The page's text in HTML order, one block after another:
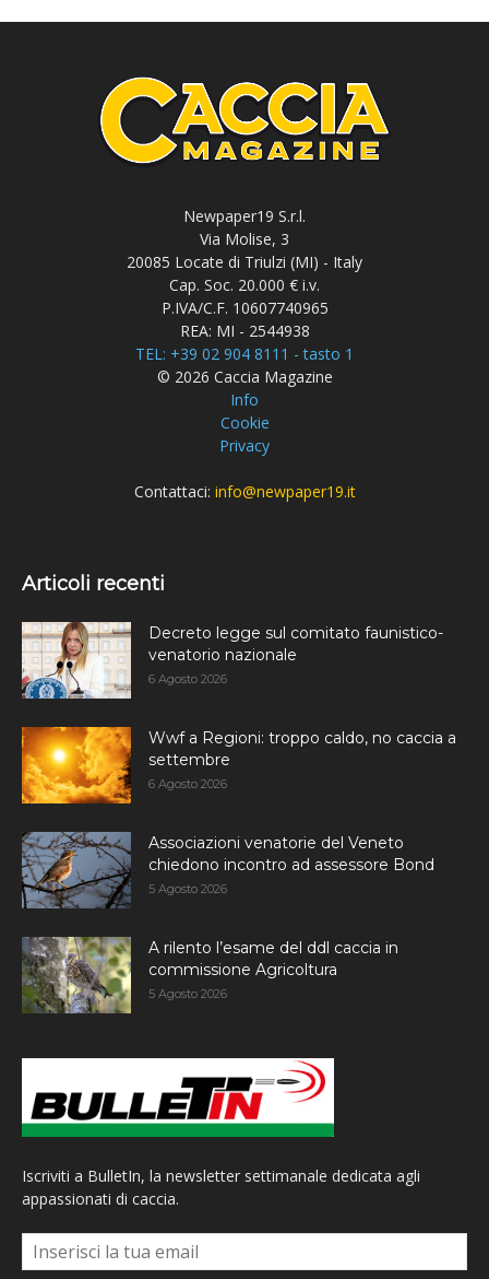
Newpaper19 S.r.l.
Via Molise, 3
20085 Locate di Triulzi (MI) - Italy
Cap. Soc. 20.000 € i.v.
P.IVA/C.F. 10607740965
REA: MI - 2544938
TEL: +39 02 904 8111 - tasto 1
© 2026 Caccia Magazine
Info
Cookie
Privacy
Contattaci: info@newpaper19.it
Articoli recenti
Decreto legge sul comitato faunistico-
venatorio nazionale
6 Agosto 2026
Wwf a Regioni: troppo caldo, no caccia a
settembre
6 Agosto 2026
Associazioni venatorie del Veneto
chiedono incontro ad assessore Bond
5 Agosto 2026
A rilento l’esame del ddl caccia in
commissione Agricoltura
5 Agosto 2026
Iscriviti a BulletIn, la newsletter settimanale dedicata agli
appassionati di caccia.